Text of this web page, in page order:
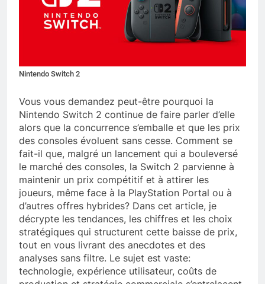
Nintendo Switch 2
Vous vous demandez peut-être pourquoi la
Nintendo Switch 2 continue de faire parler d’elle
alors que la concurrence s’emballe et que les prix
des consoles évoluent sans cesse. Comment se
fait-il que, malgré un lancement qui a bouleversé
le marché des consoles, la Switch 2 parvienne à
maintenir un prix compétitif et à attirer les
joueurs, même face à la PlayStation Portal ou à
d’autres offres hybrides? Dans cet article, je
décrypte les tendances, les chiffres et les choix
stratégiques qui structurent cette baisse de prix,
tout en vous livrant des anecdotes et des
analyses sans filtre. Le sujet est vaste:
technologie, expérience utilisateur, coûts de